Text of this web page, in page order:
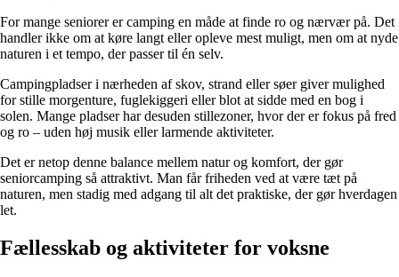
For mange seniorer er camping en måde at finde ro og nærvær på. Det
handler ikke om at køre langt eller opleve mest muligt, men om at nyde
naturen i et tempo, der passer til én selv.
Campingpladser i nærheden af skov, strand eller søer giver mulighed
for stille morgenture, fuglekiggeri eller blot at sidde med en bog i
solen. Mange pladser har desuden stillezoner, hvor der er fokus på fred
og ro – uden høj musik eller larmende aktiviteter.
Det er netop denne balance mellem natur og komfort, der gør
seniorcamping så attraktivt. Man får friheden ved at være tæt på
naturen, men stadig med adgang til alt det praktiske, der gør hverdagen
let.
Fællesskab og aktiviteter for voksne